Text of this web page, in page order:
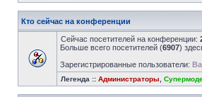
Кто сейчас на конференции
Сейчас посетителей на конференции:
Больше всего посетителей (6907)
Зарегистрированные пользователи:
Легенда :: Администраторы